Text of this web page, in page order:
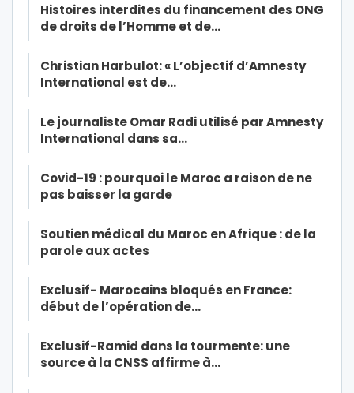
Histoires interdites du financement des ONG
de droits de l’Homme et de…
Christian Harbulot: « L’objectif d’Amnesty
International est de…
Le journaliste Omar Radi utilisé par Amnesty
International dans sa…
Covid-19 : pourquoi le Maroc a raison de ne
pas baisser la garde
Soutien médical du Maroc en Afrique : de la
parole aux actes
Exclusif- Marocains bloqués en France:
début de l’opération de…
Exclusif-Ramid dans la tourmente: une
source à la CNSS affirme à…